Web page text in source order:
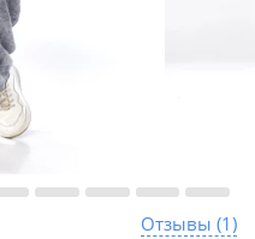
Отзывы (1)